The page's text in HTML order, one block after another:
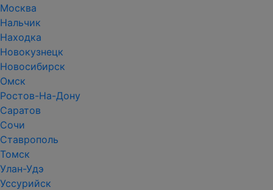
Москва
Нальчик
Находка
Новокузнецк
Новосибирск
Омск
Ростов-На-Дону
Саратов
Сочи
Ставрополь
Томск
Улан-Удэ
Уссурийск